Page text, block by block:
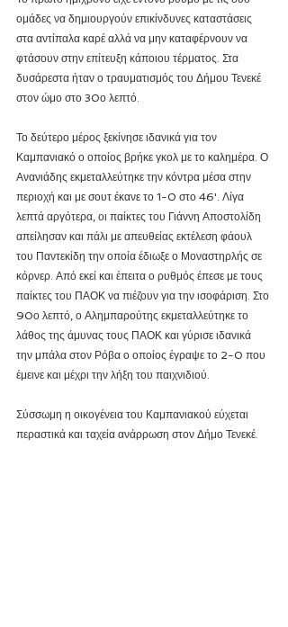
ομάδες να δημιουργούν επικίνδυνες καταστάσεις
στα αντίπαλα καρέ αλλά να μην καταφέρνουν να
φτάσουν στην επίτευξη κάποιου τέρματος. Στα
δυσάρεστα ήταν ο τραυματισμός του Δήμου Τενεκέ
στον ώμο στο 30ο λεπτό.
Το δεύτερο μέρος ξεκίνησε ιδανικά για τον
Καμπανιακό ο οποίος βρήκε γκολ με το καλημέρα. Ο
Ανανιάδης εκμεταλλεύτηκε την κόντρα μέσα στην
περιοχή και με σουτ έκανε το 1-0 στο 46'. Λίγα
λεπτά αργότερα, οι παίκτες του Γιάννη Αποστολίδη
απείλησαν και πάλι με απευθείας εκτέλεση φάουλ
του Παντεκίδη την οποία έδιωξε ο Μοναστηρλής σε
κόρνερ. Από εκεί και έπειτα ο ρυθμός έπεσε με τους
παίκτες του ΠΑΟΚ να πιέζουν για την ισοφάριση. Στο
90ο λεπτό, ο Αλημπαρούτης εκμεταλλεύτηκε το
λάθος της άμυνας τους ΠΑΟΚ και γύρισε ιδανικά
την μπάλα στον Ρόβα ο οποίος έγραψε το 2-0 που
έμεινε και μέχρι την λήξη του παιχνιδιού.
Σύσσωμη η οικογένεια του Καμπανιακού εύχεται
περαστικά και ταχεία ανάρρωση στον Δήμο Τενεκέ.